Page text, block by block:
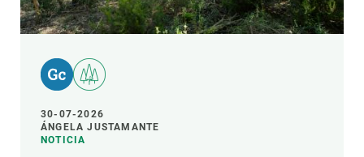
30-07-2026
ÁNGELA JUSTAMANTE
NOTICIA